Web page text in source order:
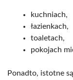
kuchniach,
łazienkach,
toaletach,
pokojach
Ponadto, istotne